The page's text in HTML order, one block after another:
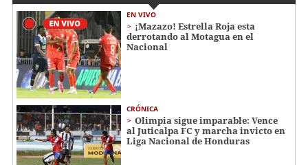
EN VIVO
¡Mazazo! Estrella Roja esta
derrotando al Motagua en el
Nacional
CRÓNICA
Olimpia sigue imparable: Vence
al Juticalpa FC y marcha invicto en
Liga Nacional de Honduras